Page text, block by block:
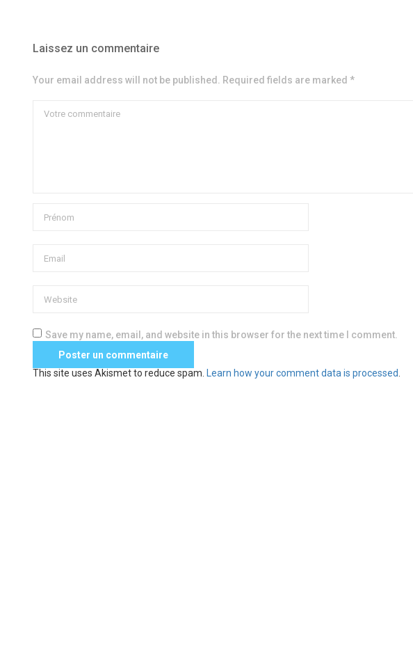
Laissez un commentaire
Your email address will not be published. Required fields are marked *
Save my name, email, and website in this browser for the next time I comment.
This site uses Akismet to reduce spam. Learn how your comment data is processed